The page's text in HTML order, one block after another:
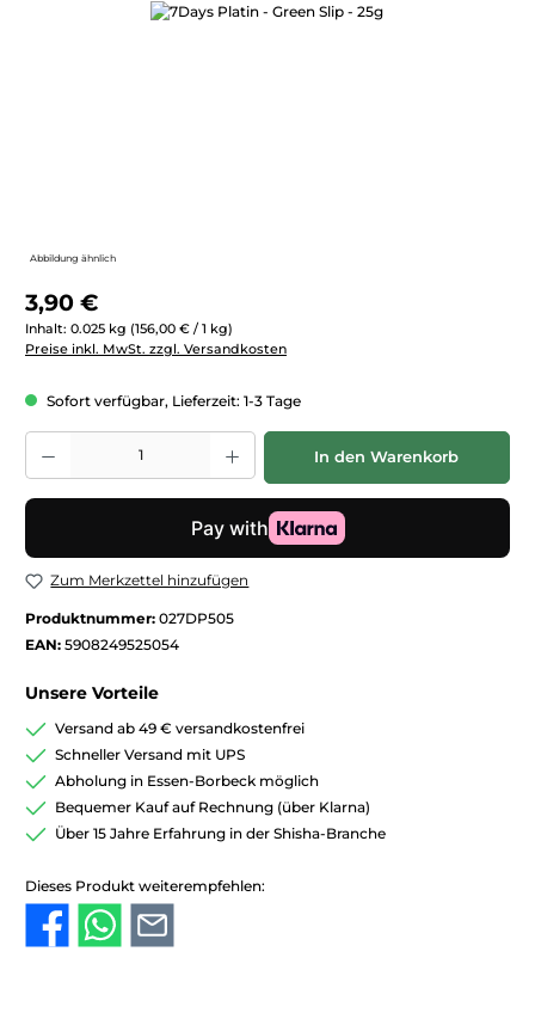
Bildergalerie überspringen
Abbildung ähnlich
Regulärer Preis:
3,90 €
Inhalt: 0.025 kg (156,00 € / 1 kg)
Preise inkl. MwSt. zzgl. Versandkosten
Sofort verfügbar, Lieferzeit: 1-3 Tage
Produkt Anzahl: Gib den gewünschten Wert ein oder benutze die
In den Warenkorb
Zum Merkzettel hinzufügen
Produktnummer: 027DP505
EAN: 5908249525054
Unsere Vorteile
Versand ab 49 € versandkostenfrei
Schneller Versand mit UPS
Abholung in Essen-Borbeck möglich
Bequemer Kauf auf Rechnung (über Klarna)
Über 15 Jahre Erfahrung in der Shisha-Branche
Dieses Produkt weiterempfehlen: